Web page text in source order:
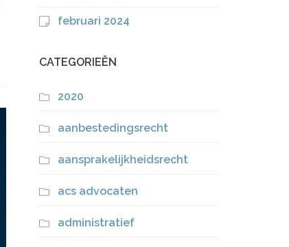
februari 2024
CATEGORIEËN
2020
aanbestedingsrecht
aansprakelijkheidsrecht
acs advocaten
administratief